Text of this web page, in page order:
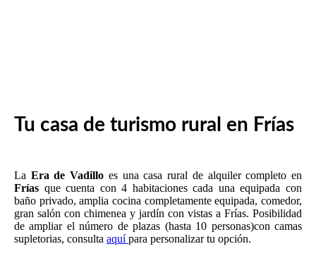
Tu casa de turismo rural en Frías
La Era de Vadillo es una casa rural de alquiler completo en
Frías que cuenta con 4 habitaciones cada una equipada con
baño privado, amplia cocina completamente equipada, comedor,
gran salón con chimenea y jardín con vistas a Frías. Posibilidad
de ampliar el número de plazas (hasta 10 personas)con camas
supletorias, consulta aquípara personalizar tu opción.